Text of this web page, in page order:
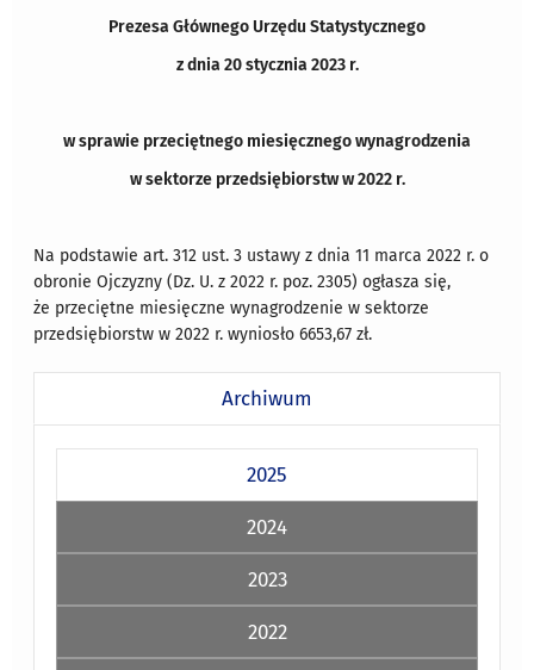
Prezesa Głównego Urzędu Statystycznego
z dnia 20 stycznia 2023 r.
w sprawie przeciętnego miesięcznego wynagrodzenia
w sektorze przedsiębiorstw w 2022 r.
Na podstawie art. 312 ust. 3 ustawy z dnia 11 marca 2022 r. o
obronie Ojczyzny (Dz. U. z 2022 r. poz. 2305) ogłasza się,
że przeciętne miesięczne wynagrodzenie w sektorze
przedsiębiorstw w 2022 r. wyniosło 6653,67 zł.
Archiwum
2025
2024
2023
2022